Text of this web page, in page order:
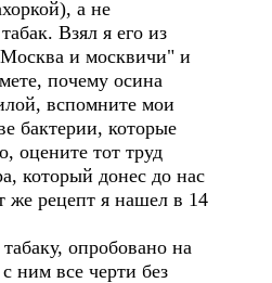
а не
Взял я его из
и москвичи" и
почему осина
вспомните мои
бактерии, которые
оцените тот труд
который донес до нас
же рецепт я нашел в 14
опробовано на
ним все черти без